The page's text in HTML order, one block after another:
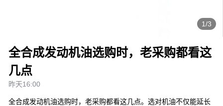
1/3
全合成发动机油选购时，老采购都看这
几点
昨天16:00
全合成发动机油选购时，老采购都看这几点。选对机油不仅能延长